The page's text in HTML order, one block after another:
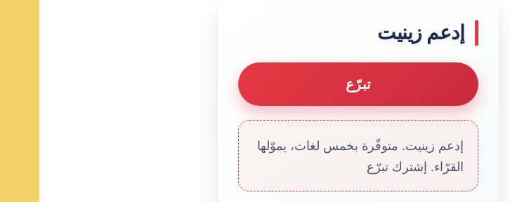
إدعم زينيت
تبرّع
إدعم زينيت. متوفّرة بخمس لغات، يموّلها
القرّاء. إشترك تبرّع